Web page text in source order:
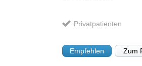
Privatpatienten
Empfehlen Zum